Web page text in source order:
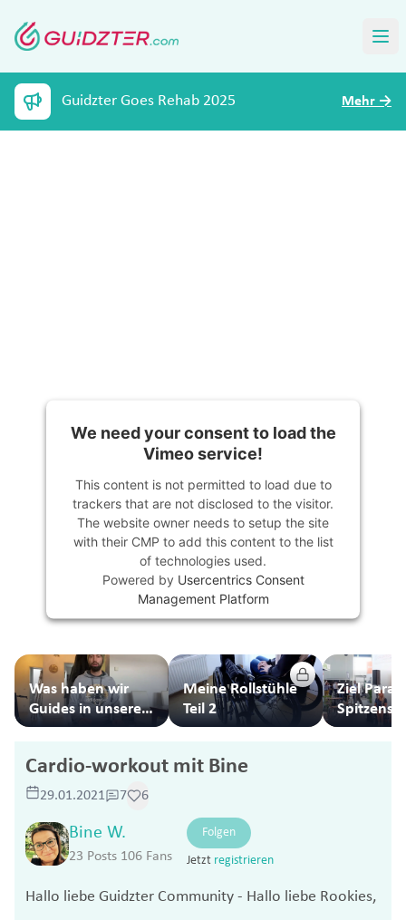
Guidzter Goes Rehab 2025 Mehr →
We need your consent to load the
Vimeo service!
This content is not permitted to load due to
trackers that are not disclosed to the visitor.
The website owner needs to setup the site
with their CMP to add this content to the list
of technologies used.
Powered by Usercentrics Consent
Management Platform
Was haben wir
Guides in unseren
Rollstuhl-Taschen
Meine Rollstühle
Teil 2
Ziel
Rollstuhl
Cardio-workout mit Bine
29.01.2021 7 6
Bine W.
23 Posts 106 Fans
Folgen
Jetzt registrieren
Hallo liebe Guidzter Community - Hallo liebe Rookies,